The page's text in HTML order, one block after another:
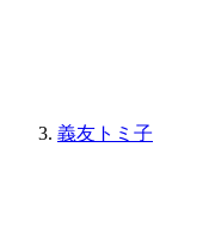
義友トミ子